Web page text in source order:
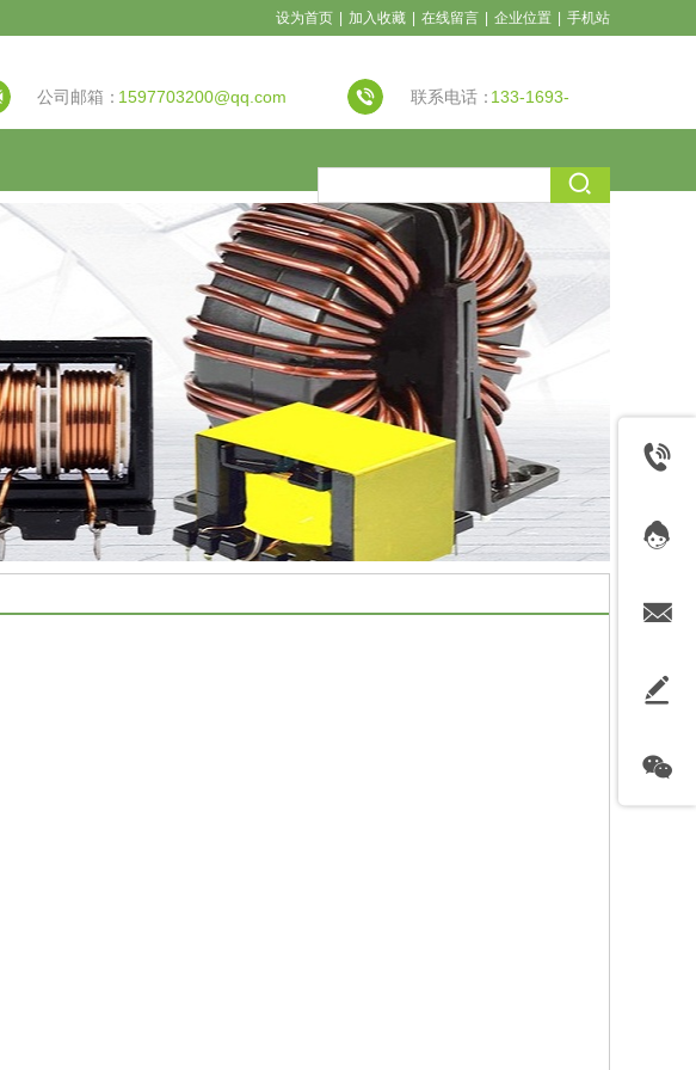
公司邮箱：
133-1693-
联系电话：
1597703200@qq.com
设为首页 加入收藏 在线留言 企业位置 手机站